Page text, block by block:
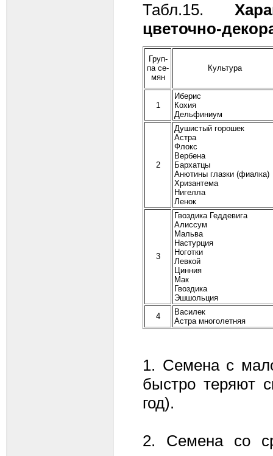
Табл.15.
цветочно-
Груп-
па се-
мян
Культура
1
Иберис
Кохия
Дельфиниум
2
Душистый горошек
Астра
Флокс
Вербена
Бархатцы
Анютины глазки (фиалка)
Хризантема
Нигелла
Ленок
3
Гвоздика Геддевига
Алиссум
Мальва
Настурция
Ноготки
Левкой
Цинния
Мак
Гвоздика
Эшшольция
4
Василек
Астра многолетняя
1. Семена с
быстро теряют
год).
2. Семена со